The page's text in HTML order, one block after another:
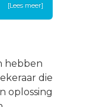
[Lees meer]
hebben
die
oplossing